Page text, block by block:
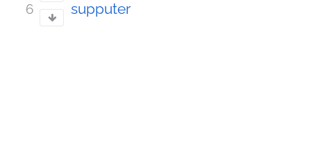
6 supputer